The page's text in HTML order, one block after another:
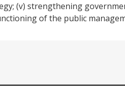
(v) strengthening
of the public